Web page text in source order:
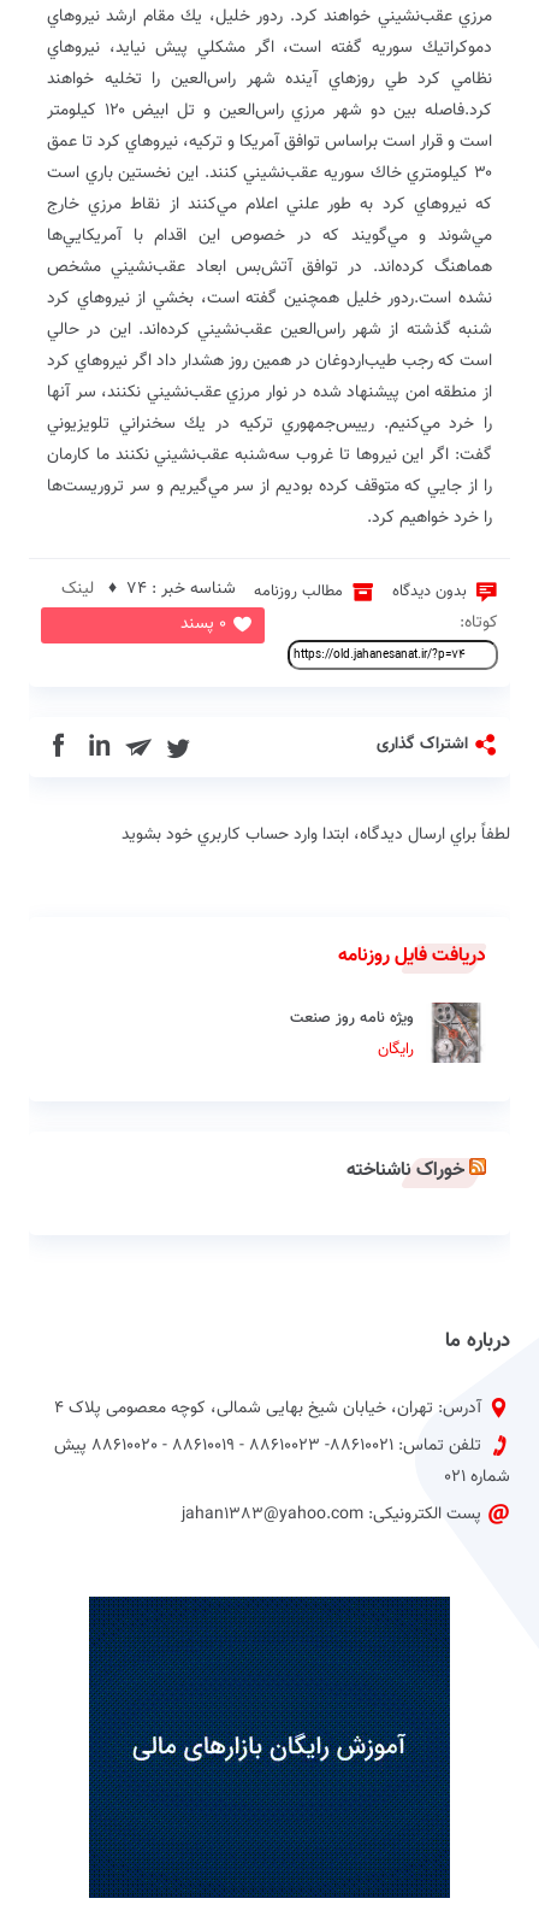
مرزي عقب‌نشيني خواهند كرد. ردور خليل، يك مقام ارشد نيروهاي
دموكراتيك سوريه گفته است، اگر مشكلي پيش نيايد، نيروهاي
نظامي كرد طي روزهاي آينده شهر راس‌العين را تخليه خواهند
كرد.فاصله بين دو شهر مرزي راس‌العين و تل ابيض ۱۲۰ كيلومتر
است و قرار است براساس توافق آمريكا و تركيه، نيروهاي كرد تا عمق
۳۰ كيلومتري خاك سوريه عقب‌نشيني كنند. اين نخستين باري است
كه نيروهاي كرد به طور علني اعلام مي‌كنند از نقاط مرزي خارج
مي‌شوند و مي‌گويند كه در خصوص اين اقدام با آمريكايي‌ها
هماهنگ كرده‌اند. در توافق آتش‌بس ابعاد عقب‌نشيني مشخص
نشده است.ردور خليل همچنين گفته است، بخشي از نيروهاي كرد
شنبه گذشته از شهر راس‌العين عقب‌نشيني كرده‌اند. اين در حالي
است كه رجب طيب‌اردوغان در همين روز هشدار داد اگر نيروهاي كرد
از منطقه امن پيشنهاد شده در نوار مرزي عقب‌نشيني نكنند، سر آنها
را خرد مي‌كنيم. رييس‌جمهوري تركيه در يك سخنراني تلويزيوني
گفت: اگر اين نيروها تا غروب سه‌شنبه عقب‌نشيني نكنند ما كارمان
را از جايي كه متوقف كرده بوديم از سر مي‌گيريم و سر تروريست‌ها
را خرد خواهيم كرد.
بدون دیدگاه مطالب روزنامه
0 پسند
شناسه خبر : 74 ♦
لینک
کوتاه:
اشتراک گذاری in
لطفاً براي ارسال دیدگاه، ابتدا وارد حساب كاربري خود بشويد
دریافت فایل روزنامه
ویژه نامه روز صنعت
رایگان
خوراک ناشناخته
درباره ما
آدرس: تهران، خیابان شیخ بهایی شمالی، کوچه معصومی پلاک 4
تلفن تماس: 88610021- 88610023 - 88610019 - 88610020 پیش
شماره 021
پست الکترونیکی: jahan1383@yahoo.com